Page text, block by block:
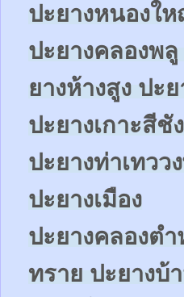
ปะยางหนองใ
ปะยางคลองพ
ยางห้างสูง ปะ
ปะยางเกาะสีชัง
ปะยางท่าเทวว
ปะยางเมือง
ปะยางคลองต
ทราย ปะยางบ้